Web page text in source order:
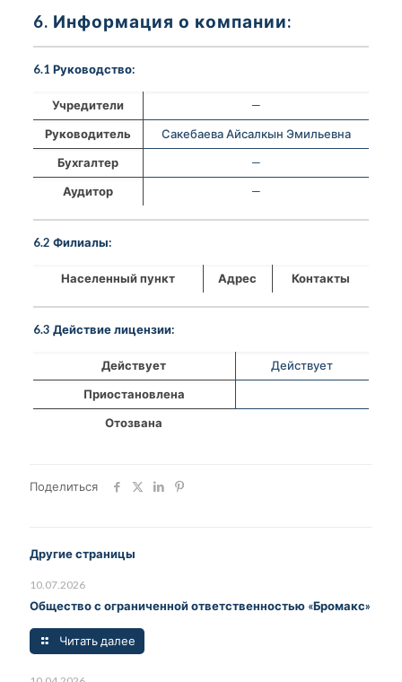
6. Информация о компании:
6.1 Руководство:
Учредители
—
Руководитель
Сакебаева Айсалкын Эмильевна
Бухгалтер
—
Аудитор
—
6.2 Филиалы:
Населенный пункт Адрес Контакты
6.3 Действие лицензии:
Действует
Действует
Приостановлена
Отозвана
Поделиться
Другие страницы
10.07.2026
Общество с ограниченной ответственностью «Бромакс»
Читать далее